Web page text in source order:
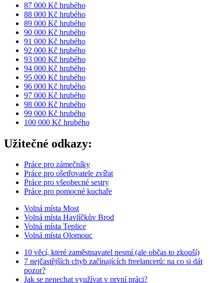
87 000 Kč hrubého
88 000 Kč hrubého
89 000 Kč hrubého
90 000 Kč hrubého
91 000 Kč hrubého
92 000 Kč hrubého
93 000 Kč hrubého
94 000 Kč hrubého
95 000 Kč hrubého
96 000 Kč hrubého
97 000 Kč hrubého
98 000 Kč hrubého
99 000 Kč hrubého
100 000 Kč hrubého
Užitečné odkazy:
Práce pro zámečníky
Práce pro ošetřovatele zvířat
Práce pro všeobecné sestry
Práce pro pomocné kuchaře
Volná místa Most
Volná místa Havlíčkův Brod
Volná místa Teplice
Volná místa Olomouc
10 věcí, které zaměstnavatel nesmí (ale občas to zkouší)
7 nejčastějších chyb začínajících freelancerů: na co si dát
pozor?
Jak se nenechat využívat v první práci?